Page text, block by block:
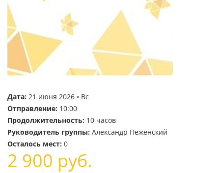
Дата: 21 июня 2026 • Вс
Отправление: 10:00
Продолжительность: 10 часов
Руководитель группы: Александр Неженский
Осталось мест: 0
2 900 руб.